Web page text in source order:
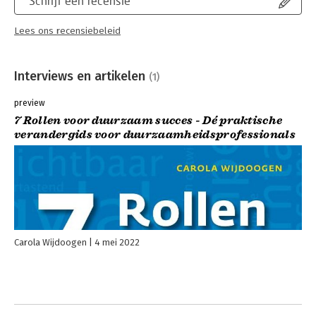
Lees ons recensiebeleid
Interviews en artikelen (1)
preview
7 Rollen voor duurzaam succes - Dé praktische
verandergids voor duurzaamheidsprofessionals
Carola Wijdoogen 4 mei 2022